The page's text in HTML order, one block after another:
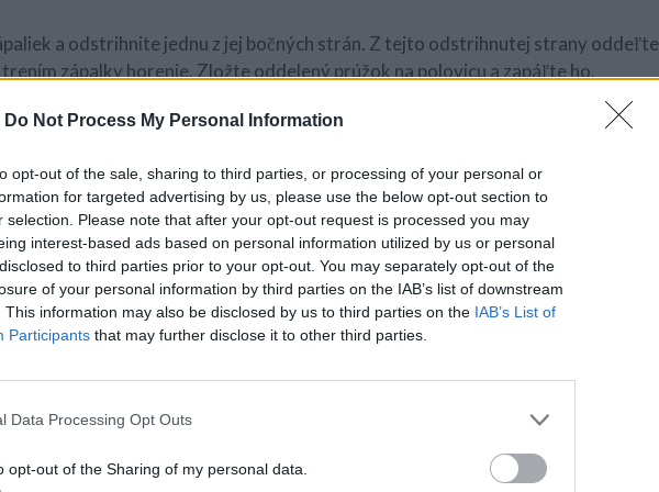
Do Not Process My Personal Information
opt-out of the sale, sharing to third parties, or processing of your personal or
for targeted advertising by us, please use the below opt-out section to
selection. Please note that after your opt-out request is processed you may
interest-based ads based on personal information utilized by us or personal
to third parties prior to your opt-out. You may separately opt-out of the
of your personal information by third parties on the IAB’s list of downstream
This information may also be disclosed by us to third parties on the IAB’s List of
Participants that may further disclose it to other third parties.
Data Processing Opt Outs
opt-out of the Sharing of my personal data.
a odstrihnite jednu z jej bočných strán. Z tejto odstrihnutej strany oddeľte
zápalky horenie. Zložte oddelený prúžok na polovicu a zapáľte ho.
budete potrebovať na predvedenie triku. Ide o biely fosfor, ktorý si votrite
Ohnutie lyžičky
tak, že bude vidno iba jej okraj.